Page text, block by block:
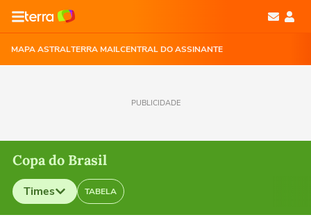
MAPA ASTRALTERRA MAILCENTRAL DO ASSINANTE
PUBLICIDADE
Copa do Brasil
Times TABELA